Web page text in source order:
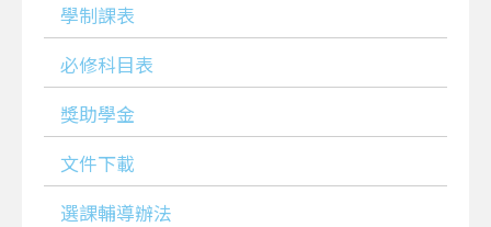
學制課表
必修科目表
獎助學金
文件下載
選課輔導辦法